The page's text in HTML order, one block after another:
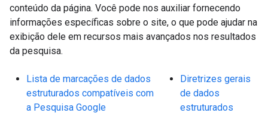
conteúdo da página. Você pode nos auxiliar fornecendo
informações específicas sobre o site, o que pode ajudar na
exibição dele em recursos mais avançados nos resultados
da pesquisa.
Lista de marcações de dados
estruturados compatíveis com
a Pesquisa Google
Diretrizes gerais
de dados
estruturados